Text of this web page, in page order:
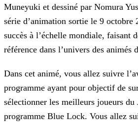
Muneyuki et dessiné par Nomura
série d’animation sortie le 9 octobre
succès à l’échelle mondiale, faisant
référence dans l’univers des animés
Dans cet animé, vous allez suivre
programme ayant pour objectif de
sélectionner les meilleurs joueurs du
programme Blue Lock. Vous allez